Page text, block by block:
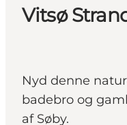
Vitsø
Nyd denne
badebro og
af Søby.